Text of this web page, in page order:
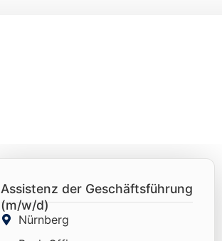
Assistenz der Geschäftsführung
(m/w/d)
Nürnberg